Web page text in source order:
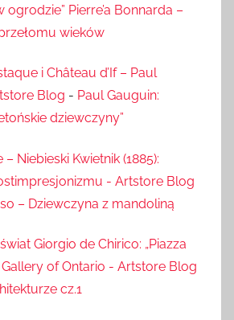
ogrodzie” Pierre’a Bonnarda –
wieków
i Château d’If – Paul
Blog - Paul Gauguin:
dziewczyny”
– Niebieski Kwietnik (1885):
- Artstore Blog
– Dziewczyna z mandoliną
Giorgio de Chirico: „Piazza
Gallery of Ontario - Artstore Blog
cz.1